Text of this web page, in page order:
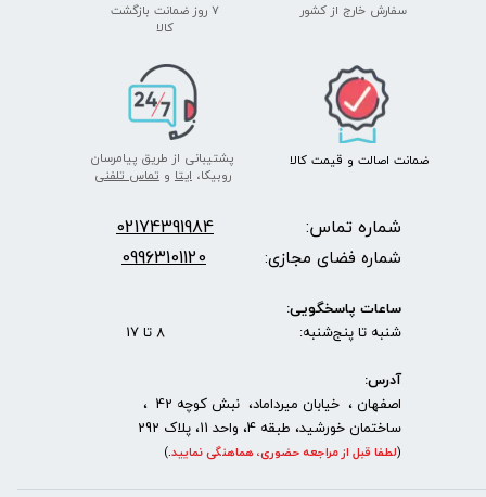
پشتیبانی از طریق پیامرسان
روبیکا،ایتا وتماس تلفنی
سفارش خارج از کشور
۷ روز ضمانت بازگشت
​​​​​​​کالا
ضمانت اصالت و قیمت​​​​​​​ کالا ​​​​​​​
شماره تماس: 02174391984
شماره فضای مجازی: 09963101120
ساعات پاسخگویی:
شنبه تا پنج‌شنبه: 8 تا 17
آدرس:
اصفهان ، خیابان میرداماد، نبش کوچه 42 ،
ساختمان خورشید، طبقه 4، واحد 11، پلاک 292
(لطفا قبل از مراجعه حضوری، هماهنگی نمایید.
)